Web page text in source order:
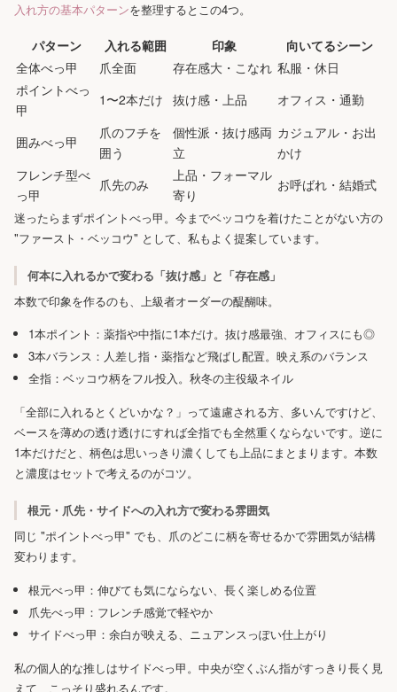
入れ方の基本パターンを整理するとこの4つ。
パターン 入れる範囲 印象
向いてるシーン
全体べっ甲
爪全面 存在感大・こなれ 私服・休日
ポイントべっ
甲
1〜2本だけ 抜け感・上品 オフィス・通勤
囲みべっ甲
爪のフチを
囲う
個性派・抜け感両
立
カジュアル・お出
かけ
フレンチ型べ
っ甲
爪先のみ
上品・フォーマル
寄り
お呼ばれ・結婚式
迷ったらまずポイントべっ甲。今までベッコウを着けたことがない方の
"ファースト・ベッコウ" として、私もよく提案しています。
何本に入れるかで変わる「抜け感」と「存在感」
本数で印象を作るのも、上級者オーダーの醍醐味。
1本ポイント：薬指や中指に1本だけ。抜け感最強、オフィスにも◎
3本バランス：人差し指・薬指など飛ばし配置。映え系のバランス
全指：ベッコウ柄をフル投入。秋冬の主役級ネイル
「全部に入れるとくどいかな？」って遠慮される方、多いんですけど、
ベースを薄めの透け透けにすれば全指でも全然重くならないです。逆に
1本だけだと、柄色は思いっきり濃くしても上品にまとまります。本数
と濃度はセットで考えるのがコツ。
根元・爪先・サイドへの入れ方で変わる雰囲気
同じ "ポイントべっ甲" でも、爪のどこに柄を寄せるかで雰囲気が結構
変わります。
根元べっ甲：伸びても気にならない、長く楽しめる位置
爪先べっ甲：フレンチ感覚で軽やか
サイドべっ甲：余白が映える、ニュアンスっぽい仕上がり
私の個人的な推しはサイドべっ甲。中央が空くぶん指がすっきり長く見
えて、こっそり盛れるんです。